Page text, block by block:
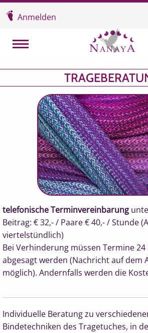
Überspringen und zum Inhalt
Anmelden
MENU
telefonische Terminvereinbarung
Beitrag: € 32,- / Paare € 40,- / Stunde
viertelstündlich)
Bei Verhinderung müssen Termine
abgesagt werden (Nachricht auf dem
möglich). Andernfalls werden die
Individuelle Beratung zu
Bindetechniken des Tragetuches, in